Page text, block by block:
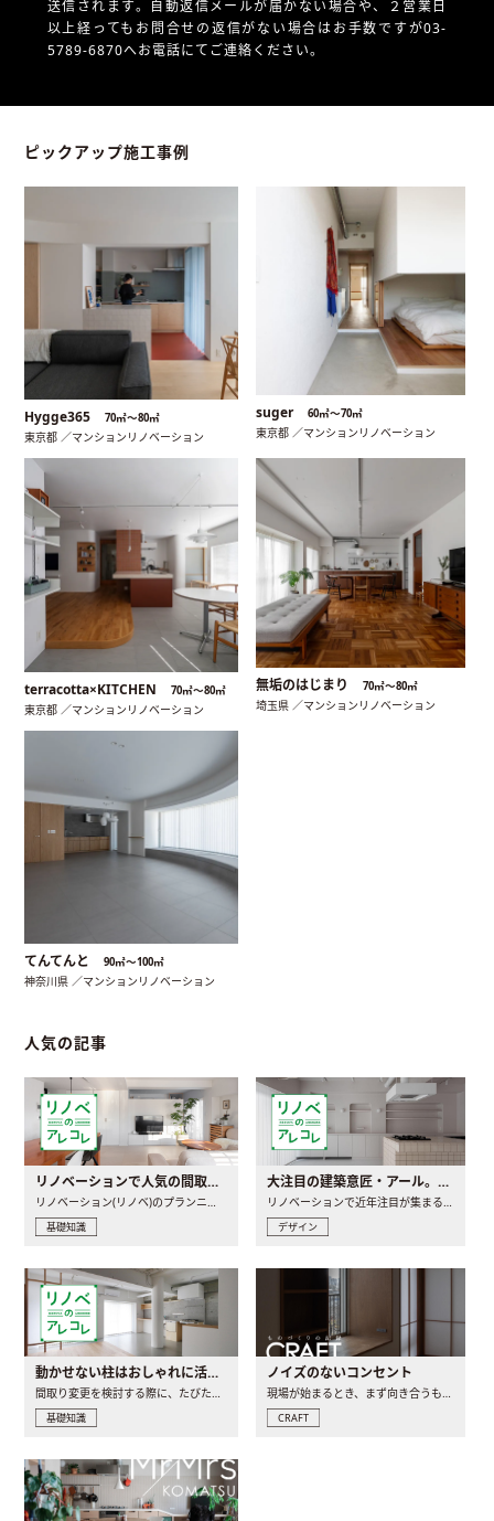
送信されます。自動返信メールが届かない場合や、
２営業日
以上経ってもお問合せの返信がない場合はお手数ですが03-
5789-6870へお電話にてご連絡ください。
ピックアップ施工事例
Hygge365 70㎡〜80㎡
東京都 ／マンションリノベーション
suger 60㎡〜70㎡
東京都 ／マンションリノベーション
terracotta×KITCHEN 70㎡〜80㎡
東京都 ／マンションリノベーション
無垢のはじまり 70㎡〜80㎡
埼玉県 ／マンションリノベーション
てんてんと 90㎡〜100㎡
神奈川県 ／マンションリノベーション
人気の記事
リノベーションで人気の間取りとは？トレンドの間取りと実例を徹底解説
リノベーション(リノベ)のプランニングで一番最初に決めるのは..
基礎知識
大注目の建築意匠・アール。人気の理由と空間に取り入れるポイント
リノベーションで近年注目が集まる建築意匠の一つであるアール..
デザイン
動かせない柱はおしゃれに活用！柱を魅せるリノベーション(リノベ)4選
間取り変更を検討する際に、たびたび皆さんの頭を悩ませる動か..
基礎知識
ノイズのないコンセント
現場が始まるとき、まず向き合うものの一つがコンセントです..
CRAFT